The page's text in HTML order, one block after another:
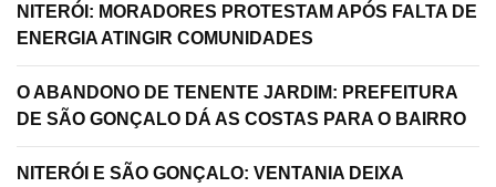
NITERÓI: MORADORES PROTESTAM APÓS FALTA DE
ENERGIA ATINGIR COMUNIDADES
O ABANDONO DE TENENTE JARDIM: PREFEITURA
DE SÃO GONÇALO DÁ AS COSTAS PARA O BAIRRO
NITERÓI E SÃO GONÇALO: VENTANIA DEIXA